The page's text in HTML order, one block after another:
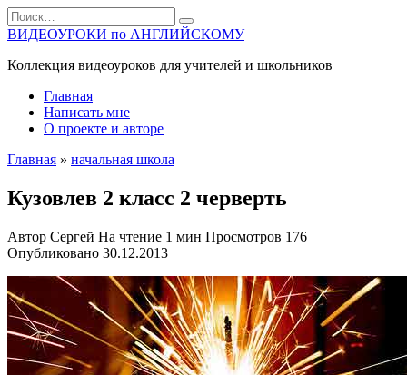
Перейти
к
содержанию
Search
for:
ВИДЕОУРОКИ по АНГЛИЙСКОМУ
Коллекция видеоуроков для учителей и школьников
Главная
Написать мне
О проекте и авторе
Главная » начальная школа
Кузовлев 2 класс 2 черверть
Автор Сергей На чтение 1 мин Просмотров 176
Опубликовано 30.12.2013